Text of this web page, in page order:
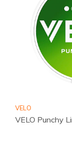
Preços
Novas
Processo
intuitiva
Serviço
comunicação
que comprar
VELO
VELO Punchy